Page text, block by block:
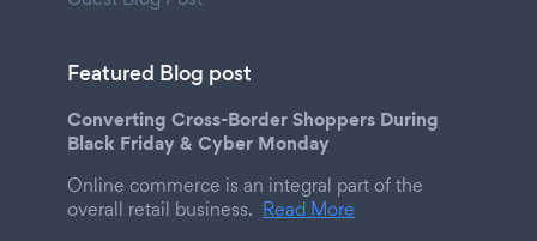
Featured Blog post
Converting Cross-Border Shoppers During
Black Friday & Cyber Monday
Online commerce is an integral part of the
overall retail business. Read More